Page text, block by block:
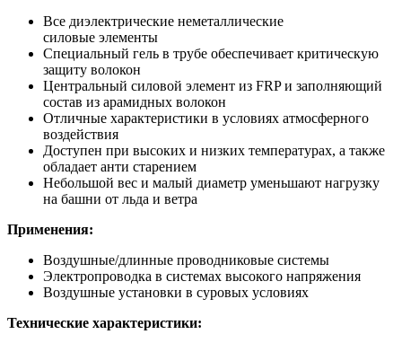
Все диэлектрические неметаллические
силовые элементы
Специальный гель в трубе обеспечивает критическую
защиту волокон
Центральный силовой элемент из FRP и заполняющий
состав из арамидных волокон
Отличные характеристики в условиях атмосферного
воздействия
Доступен при высоких и низких температурах, а также
обладает анти старением
Небольшой вес и малый диаметр уменьшают нагрузку
на башни от льда и ветра
Применения:
Воздушные/длинные проводниковые системы
Электропроводка в системах высокого напряжения
Воздушные установки в суровых условиях
Технические характеристики: